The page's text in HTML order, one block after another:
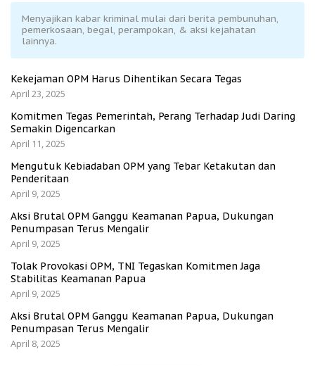
Menyajikan kabar kriminal mulai dari berita pembunuhan,
pemerkosaan, begal, perampokan, & aksi kejahatan
lainnya.
Kekejaman OPM Harus Dihentikan Secara Tegas
April 23, 2025
Komitmen Tegas Pemerintah, Perang Terhadap Judi Daring
Semakin Digencarkan
April 11, 2025
Mengutuk Kebiadaban OPM yang Tebar Ketakutan dan
Penderitaan
April 9, 2025
Aksi Brutal OPM Ganggu Keamanan Papua, Dukungan
Penumpasan Terus Mengalir
April 9, 2025
Tolak Provokasi OPM, TNI Tegaskan Komitmen Jaga
Stabilitas Keamanan Papua
April 9, 2025
Aksi Brutal OPM Ganggu Keamanan Papua, Dukungan
Penumpasan Terus Mengalir
April 8, 2025